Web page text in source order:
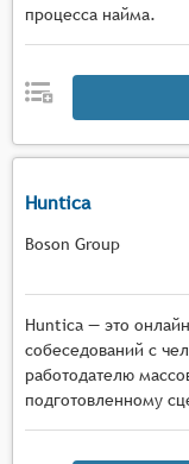
процесса найма.
Huntica
Boson Group
Huntica — это
собеседований с
работодателю
подготовленному